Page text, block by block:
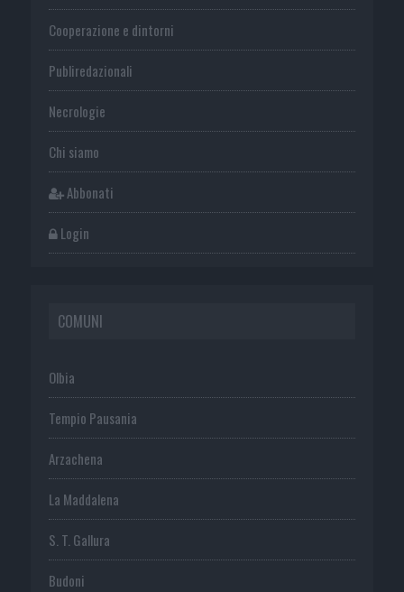
Cooperazione e dintorni
Publiredazionali
Necrologie
Chi siamo
Abbonati
Login
COMUNI
Olbia
Tempio Pausania
Arzachena
La Maddalena
S. T. Gallura
Budoni